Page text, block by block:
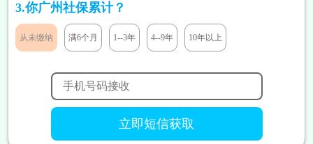
3.你广州社保累计？
从未缴纳 满6个月 1--3年 4--9年 10年以上
189****2466
185****8446 暂未符合 方案已发送
138****9527 符合条件
138****9291 暂未符合 方案已发送
131****7811 方案已发送
符合条件
180****1290 方案已发送